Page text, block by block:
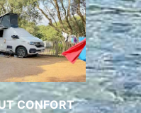
CONFORT